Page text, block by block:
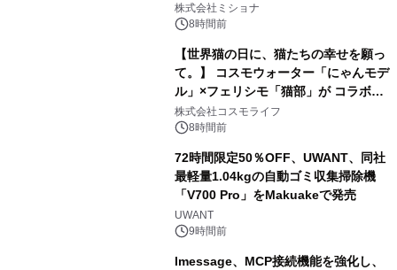
株式会社ミショナ
8時間前
【世界猫の日に、猫たちの幸せを願っ
て。】 コスモウォーター「にゃんモデ
ル」×フェリシモ「猫部」が コラボキ
ャンペーンを実施
株式会社コスモライフ
8時間前
72時間限定50％OFF、UWANT、同社
最軽量1.04kgの自動ゴミ収集掃除機
「V700 Pro」をMakuakeで発売
UWANT
9時間前
lmessage、MCP接続機能を強化し、